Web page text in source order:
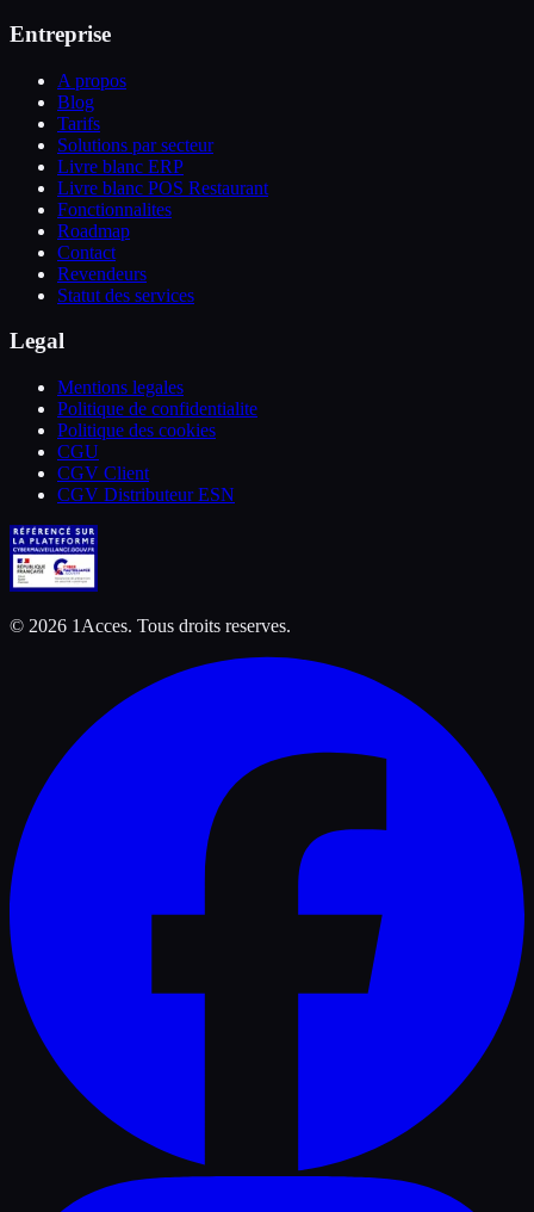
Entreprise
A propos
Blog
Tarifs
Solutions par secteur
Livre blanc ERP
Livre blanc POS Restaurant
Fonctionnalites
Roadmap
Contact
Revendeurs
Statut des services
Legal
Mentions legales
Politique de confidentialite
Politique des cookies
CGU
CGV Client
CGV Distributeur ESN
© 2026 1Acces. Tous droits reserves.